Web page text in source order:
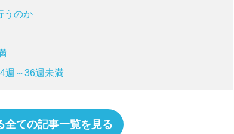
うのか
週～36週未満
全ての記事一覧を見る